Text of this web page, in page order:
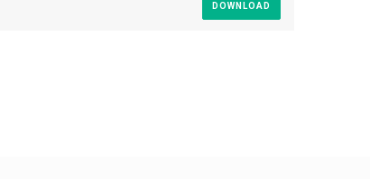
DOWNLOAD